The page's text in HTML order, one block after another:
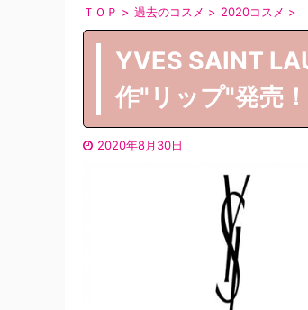
ＴＯＰ > 過去のコスメ > 2020コスメ >
YVES SAINT
作"リップ"発売
2020年8月30日